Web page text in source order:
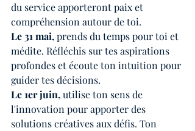
du service apporteront paix et
compréhension autour de toi.
Le 31 mai, prends du temps pour toi et
médite. Réfléchis sur tes aspirations
profondes et écoute ton intuition pour
guider tes décisions.
Le 1er juin, utilise ton sens de
l'innovation pour apporter des
solutions créatives aux défis. Ton